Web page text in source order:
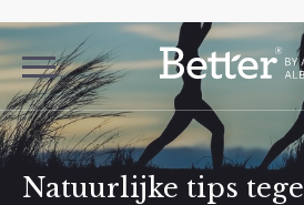
Natuurlijke tips